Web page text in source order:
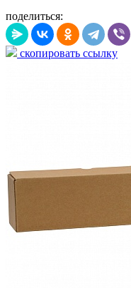
поделиться:
скопировать ссылку